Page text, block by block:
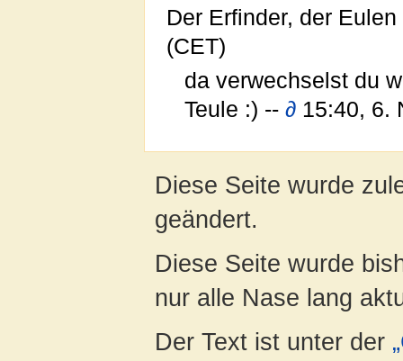
Der Erfinder, der
(CET)
da verwechselst du
Teule :) --∂ 15:40, 6.
Diese Seite wurde
geändert.
Diese Seite wurde
nur alle Nase lang
Der Text ist unter der